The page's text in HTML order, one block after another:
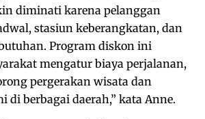
diminati karena pelanggan
stasiun keberangkatan, dan
Program diskon ini
mengatur biaya perjalanan,
pergerakan wisata dan
di berbagai daerah,” kata Anne.